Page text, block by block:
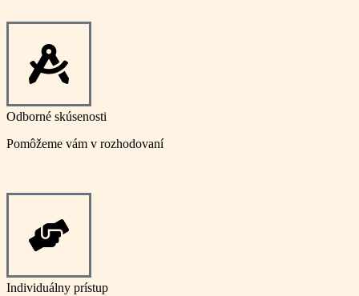
Odborné skúsenosti
Pomôžeme vám v rozhodovaní
Individuálny prístup